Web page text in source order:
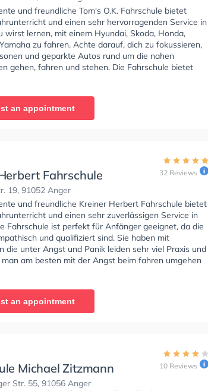
und freundliche Tom's O.K. Fahrschule bietet
und einen sehr hervorragenden Service in
wirst lernen, mit einem Hyundai, Skoda, Honda,
zu fahren. Achte darauf, dich zu fokussieren,
und geparkte Autos rund um die nahen
gehen, fahren und stehen. Die Fahrschule bietet
Bedingungen um deine Klasse A1, Klasse B,
zu erhalten.
an appointment
Fahrschule
19, 91052 Anger
32 Reviews
und freundliche Kreiner Herbert Fahrschule bietet
und einen sehr zuverlässigen Service in
Fahrschule ist perfekt für Anfänger geeignet, da die
und qualifiziert sind. Sie haben mit
die unter Angst und Panik leiden sehr viel Praxis und
am besten mit der Angst beim fahren umgehen
an appointment
Michael Zitzmann
Str. 55, 91056 Anger
10 Reviews